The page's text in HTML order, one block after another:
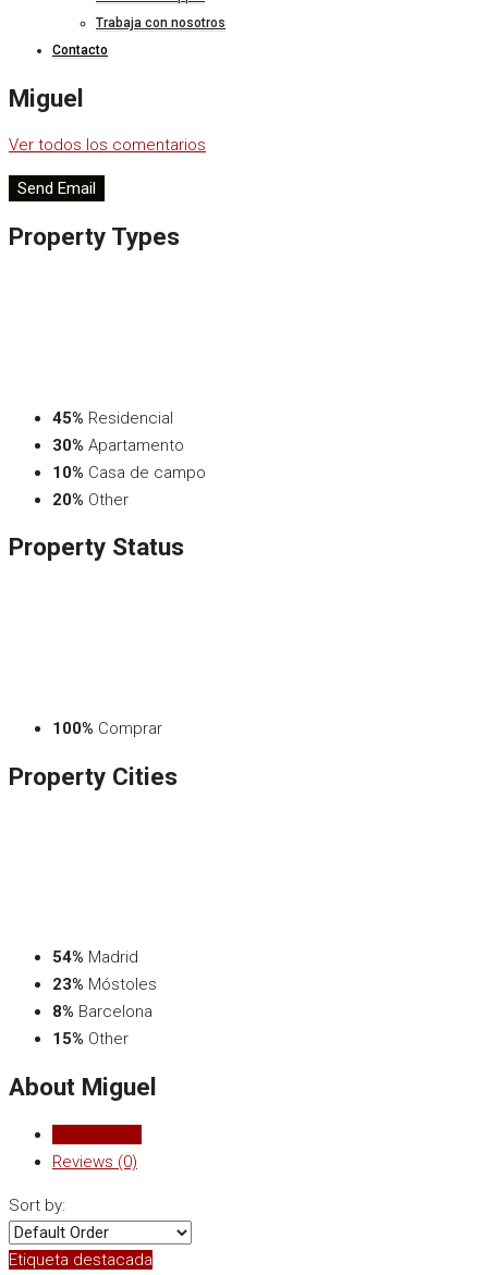
Trabaja con nosotros
Contacto
Miguel
Ver todos los comentarios
Send Email
Property Types
45% Residencial
30% Apartamento
10% Casa de campo
20% Other
Property Status
100% Comprar
Property Cities
54% Madrid
23% Móstoles
8% Barcelona
15% Other
About Miguel
Reviews (0)
Sort by:
Etiqueta destacada